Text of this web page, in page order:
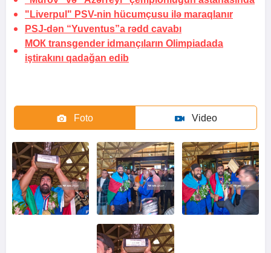
"Liverpul" PSV-nin hücumçusu ilə maraqlanır
PSJ-dən “Yuventus”a rədd cavabı
МОК transgender idmançıların Olimpiadada
iştirakını qadağan edib
Foto Video